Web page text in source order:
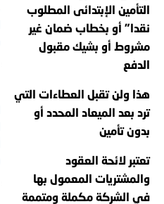
التأمين الإبتدائى المطلوب
نقدا” أو بخطاب ضمان غير
مشروط أو بشيك مقبول
الدفع
هذا ولن تقبل العطاءات التي
ترد بعد الميعاد المحدد أو
بدون تأمين
تعتبر لائحة العقود
والمشتريات المعمول بها
في الشركة مكملة ومتممة